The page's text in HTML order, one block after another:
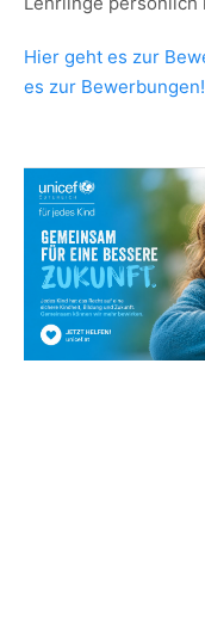
Hier geht es zur
es zur Bewerbungen!